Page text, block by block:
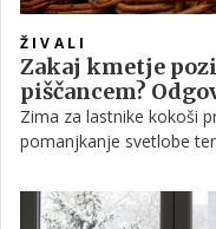
ŽIVALI
Zakaj kmetje
piščancem?
Zima za lastnike kokoši
pomanjkanje svetlobe
nesnost pozimi